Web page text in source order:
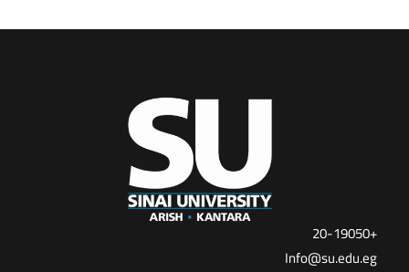
+20-19050
Info@su.edu.eg